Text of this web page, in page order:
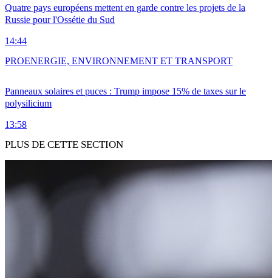
Quatre pays européens mettent en garde contre les projets de la
Russie pour l'Ossétie du Sud
14:44
Panneaux solaires et puces : Trump impose 15% de taxes sur le
polysilicium
13:58
PROENERGIE, ENVIRONNEMENT ET TRANSPORT
PLUS DE CETTE SECTION